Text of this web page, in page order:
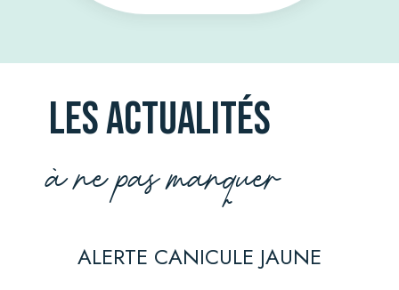
Les actualitÉs
à ne pas manquer
ALERTE CANICULE JAUNE